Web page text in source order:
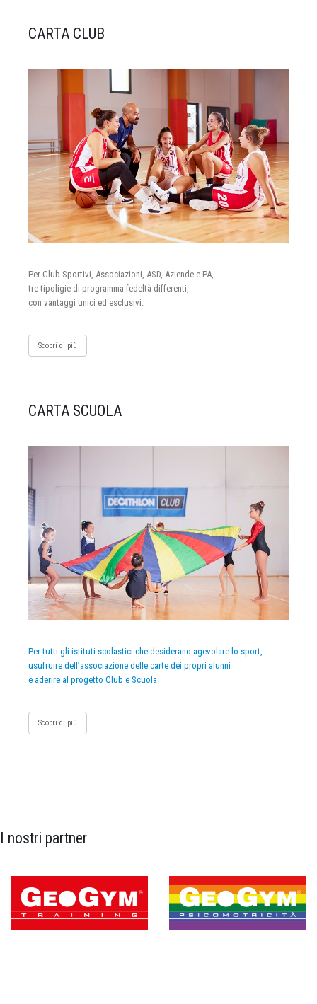
CARTA CLUB
Per Club Sportivi, Associazioni, ASD, Aziende e PA,
tre tipoligie di programma fedeltà differenti,
con vantaggi unici ed esclusivi.
Scopri di più
CARTA SCUOLA
Per tutti gli istituti scolastici che desiderano agevolare lo sport,
usufruire dell’associazione delle carte dei propri alunni
e aderire al progetto Club e Scuola
Scopri di più
I nostri partner